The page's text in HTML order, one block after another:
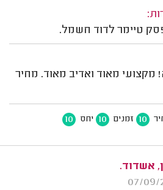
טיימר לדוד חשמל.
מקצועי מאוד ואדיב מאוד. מחיר
10 זמנים 10 יחס 10
אשדוד.